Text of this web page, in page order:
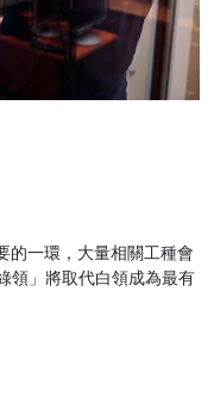
的一環，大量相關工種會
領」將取代白領成為最有